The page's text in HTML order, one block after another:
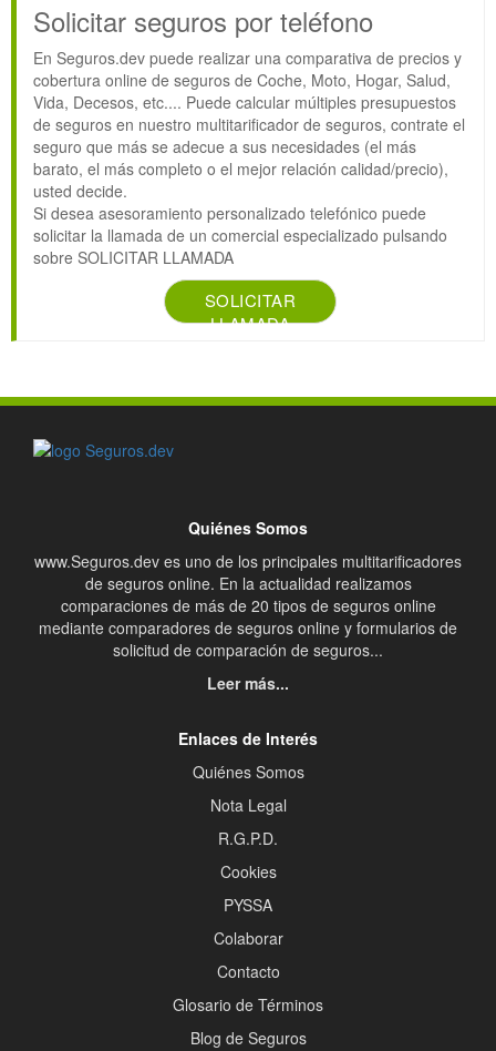
Solicitar seguros por teléfono
En Seguros.dev puede realizar una comparativa de precios y
cobertura online de seguros de Coche, Moto, Hogar, Salud,
Vida, Decesos, etc.... Puede calcular múltiples presupuestos
de seguros en nuestro multitarificador de seguros, contrate el
seguro que más se adecue a sus necesidades (el más
barato, el más completo o el mejor relación calidad/precio),
usted decide.
Si desea asesoramiento personalizado telefónico puede
solicitar la llamada de un comercial especializado pulsando
sobre SOLICITAR LLAMADA
SOLICITAR
LLAMADA
Quiénes Somos
www.Seguros.dev es uno de los principales multitarificadores
de seguros online. En la actualidad realizamos
comparaciones de más de 20 tipos de seguros online
mediante comparadores de seguros online y formularios de
solicitud de comparación de seguros...
Leer más...
Enlaces de Interés
Quiénes Somos
Nota Legal
R.G.P.D.
Cookies
PYSSA
Colaborar
Contacto
Glosario de Términos
Blog de Seguros